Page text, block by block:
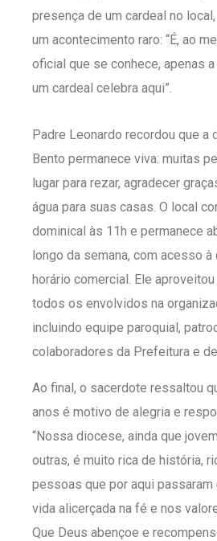
presença de um cardeal no
um acontecimento raro: “É, ao
oficial que se conhece, apenas
um cardeal celebra aqui”.
Padre Leonardo recordou que a
Bento permanece viva: muitas
lugar para rezar, agradecer
água para suas casas. O local
dominical às 11h e permanece
longo da semana, com acesso à
horário comercial. Ele
todos os envolvidos na
incluindo equipe paroquial,
colaboradores da Prefeitura e
Ao final, o sacerdote ressaltou
anos é motivo de alegria e
“Nossa diocese, ainda que
outras, é muito rica de história,
pessoas que por aqui passaram
vida alicerçada na fé e nos
Que Deus abençoe e